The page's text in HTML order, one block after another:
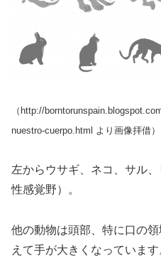
（http://
nuestro-cuerpo.html より画像拝借）
左からウサギ、ネコ、サル
性感覚野）。
他の動物は頭部、特に口の
えて手が大きくなっています